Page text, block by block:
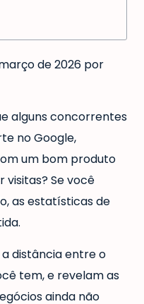
de 2026 por
alguns concorrentes
no Google,
um bom produto
visitas? Se você
as estatísticas de
distância entre o
tem, e revelam as
ainda não